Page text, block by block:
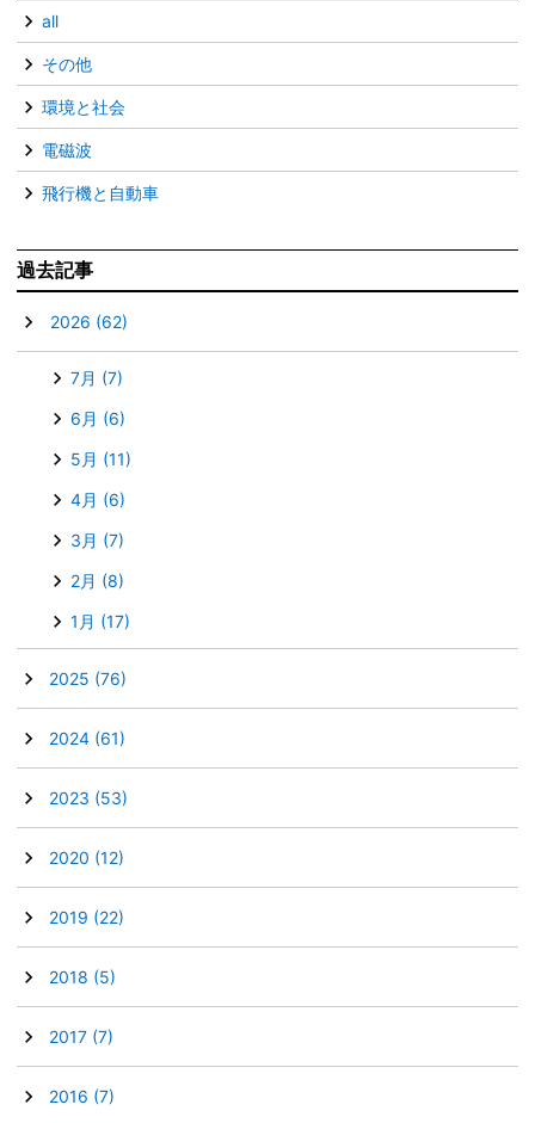
all
その他
環境と社会
電磁波
飛行機と自動車
過去記事
2026 (62)
7月 (7)
6月 (6)
5月 (11)
4月 (6)
3月 (7)
2月 (8)
1月 (17)
2025 (76)
2024 (61)
2023 (53)
2020 (12)
2019 (22)
2018 (5)
2017 (7)
2016 (7)